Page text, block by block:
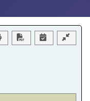
Download PDF